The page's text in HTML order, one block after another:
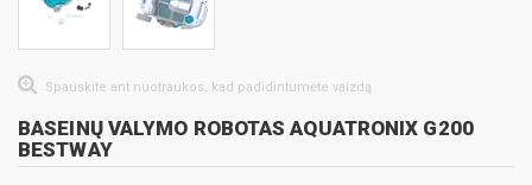
Spauskite ant nuotraukos, kad padidintumėte vaizdą
BASEINŲ VALYMO ROBOTAS AQUATRONIX G200
BESTWAY